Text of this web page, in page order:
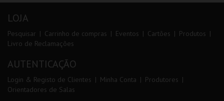
LOJA
Pesquisar Carrinho de compras Eventos Cartões
Produtos
Livro de Reclamações
AUTENTICAÇÃO
Login & Registo de Clientes Minha Conta
Produtores
Orientadores de Salas